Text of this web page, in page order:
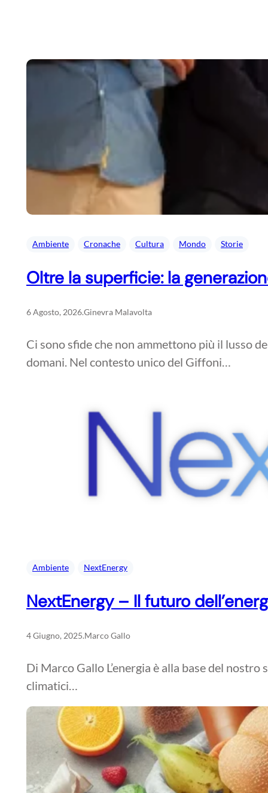
Ambiente Cronache Cultura Mondo Storie
Oltre la superficie: la
6 Agosto, 2026.Ginevra Malavolta
Ci sono sfide che non ammettono più il lusso
domani. Nel contesto unico del Giffoni…
Ambiente NextEnergy
NextEnergy – Il futuro
4 Giugno, 2025.Marco Gallo
Di Marco Gallo L’energia è alla base del
climatici…